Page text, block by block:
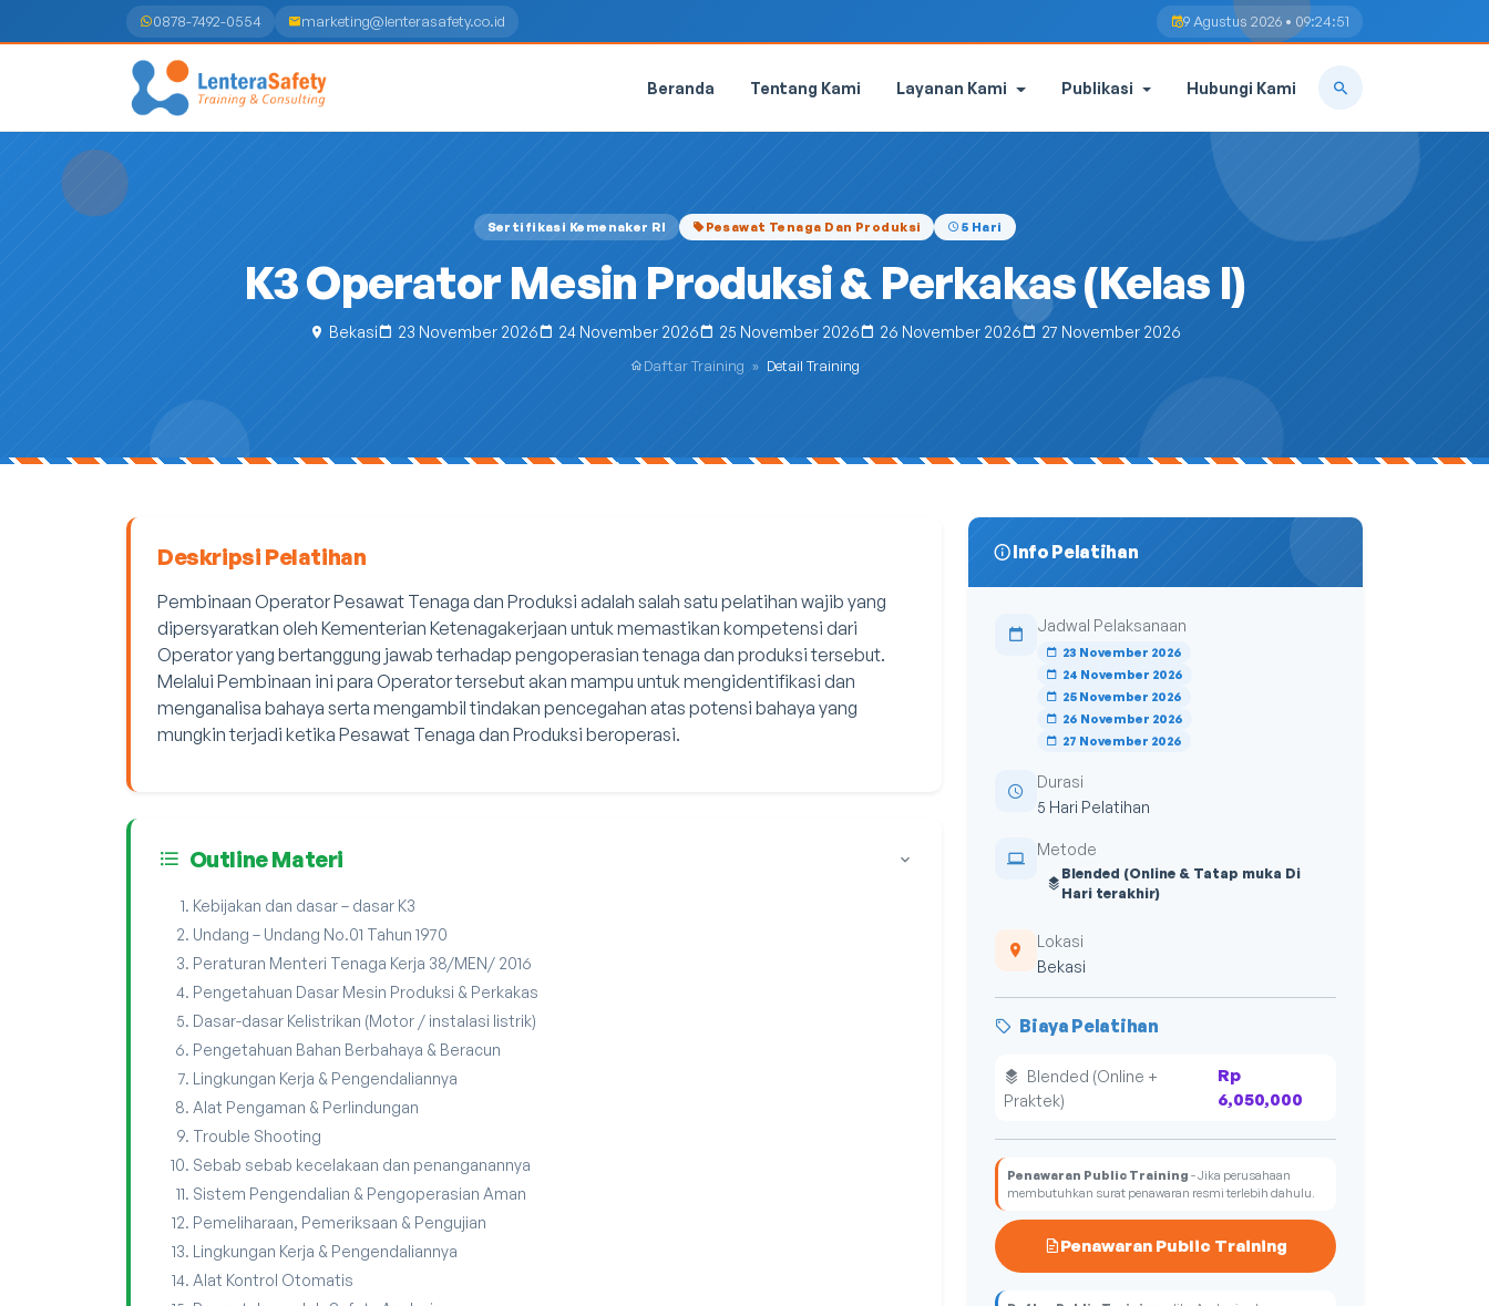
0878-7492-0554 marketing@lenterasafety.co.id 9 Agustus 2026 • 09:24:52
Beranda Tentang Kami Layanan Kami Publikasi Hubungi Kami
Sertifikasi Kemenaker RI Pesawat Tenaga Dan Produksi 5 Hari
K3 Operator Mesin Produksi & Perkakas (Kelas I)
Bekasi 23 November 2026 24 November 2026 25 November 2026 26 November 2026 27 November 2026
Daftar Training » Detail Training
Deskripsi Pelatihan
Pembinaan Operator Pesawat Tenaga dan Produksi adalah salah satu pelatihan wajib yang
dipersyaratkan oleh Kementerian Ketenagakerjaan untuk memastikan kompetensi dari
Operator yang bertanggung jawab terhadap pengoperasian tenaga dan produksi tersebut.
Melalui Pembinaan ini para Operator tersebut akan mampu untuk mengidentifikasi dan
menganalisa bahaya serta mengambil tindakan pencegahan atas potensi bahaya yang
mungkin terjadi ketika Pesawat Tenaga dan Produksi beroperasi.
Outline Materi
Kebijakan dan dasar – dasar K3
Undang – Undang No.01 Tahun 1970
Peraturan Menteri Tenaga Kerja 38/MEN/ 2016
Pengetahuan Dasar Mesin Produksi & Perkakas
Dasar-dasar Kelistrikan (Motor / instalasi listrik)
Pengetahuan Bahan Berbahaya & Beracun
Lingkungan Kerja & Pengendaliannya
Alat Pengaman & Perlindungan
Trouble Shooting
Sebab sebab kecelakaan dan penanganannya
Sistem Pengendalian & Pengoperasian Aman
Pemeliharaan, Pemeriksaan & Pengujian
Lingkungan Kerja & Pengendaliannya
Alat Kontrol Otomatis
Info Pelatihan
Jadwal Pelaksanaan
23 November 2026
24 November 2026
25 November 2026
26 November 2026
27 November 2026
Durasi
5 Hari Pelatihan
Metode
Blended (Online & Tatap muka Di
Hari terakhir)
Lokasi
Bekasi
Biaya Pelatihan
Blended (Online +
Praktek)
Rp
6,050,000
Penawaran Public Training - Jika perusahaan
membutuhkan surat penawaran resmi terlebih dahulu.
Penawaran Public Training